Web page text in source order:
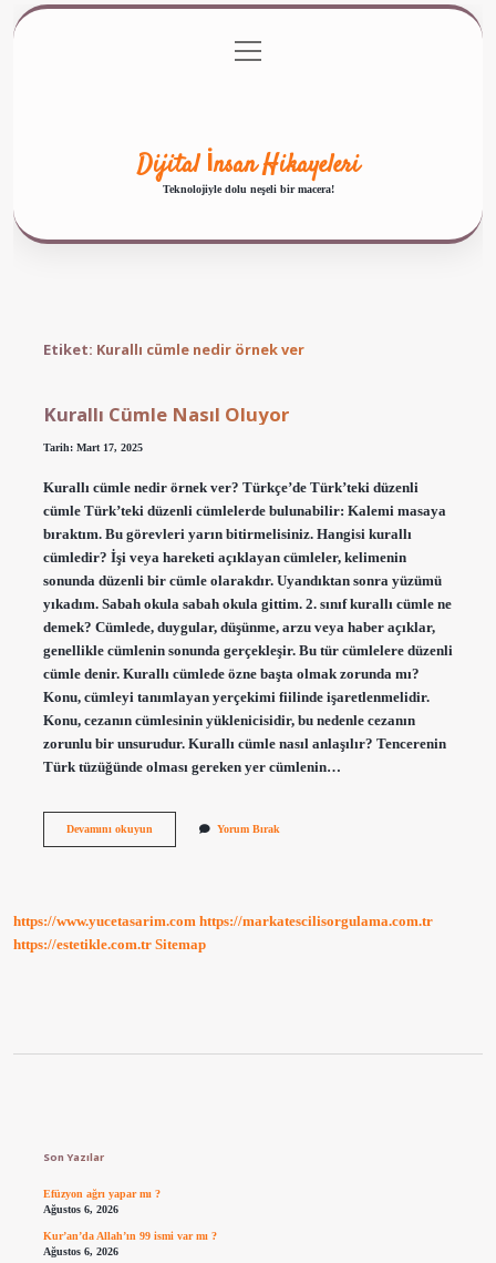
Gizlilik Politikası
menüyü
aç
Dijital İnsan Hikayeleri
Teknolojiyle dolu neşeli bir macera!
Etiket: Kurallı cümle nedir örnek ver
Kurallı Cümle Nasıl Oluyor
Tarih: Mart 17, 2025
Kurallı cümle nedir örnek ver? Türkçe’de Türk’teki düzenli
cümle Türk’teki düzenli cümlelerde bulunabilir: Kalemi masaya
bıraktım. Bu görevleri yarın bitirmelisiniz. Hangisi kurallı
cümledir? İşi veya hareketi açıklayan cümleler, kelimenin
sonunda düzenli bir cümle olarakdır. Uyandıktan sonra yüzümü
yıkadım. Sabah okula sabah okula gittim. 2. sınıf kurallı cümle ne
demek? Cümlede, duygular, düşünme, arzu veya haber açıklar,
genellikle cümlenin sonunda gerçekleşir. Bu tür cümlelere düzenli
cümle denir. Kurallı cümlede özne başta olmak zorunda mı?
Konu, cümleyi tanımlayan yerçekimi fiilinde işaretlenmelidir.
Konu, cezanın cümlesinin yüklenicisidir, bu nedenle cezanın
zorunlu bir unsurudur. Kurallı cümle nasıl anlaşılır? Tencerenin
Türk tüzüğünde olması gereken yer cümlenin…
Devamını okuyunKurallı
Yorum Bırak
https://www.yucetasarim.com https://markatescilisorgulama.com.tr
https://estetikle.com.tr Sitemap
Son Yazılar
Efüzyon ağrı yapar mı ?
Ağustos 6, 2026
Kur’an’da Allah’ın 99 ismi var mı ?
Ağustos 6, 2026